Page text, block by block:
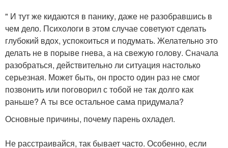
" И тут же кидаются в панику, даже не разобравшись в
чем дело. Психологи в этом случае советуют сделать
глубокий вдох, успокоиться и подумать. Желательно это
делать не в порыве гнева, а на свежую голову. Сначала
разобраться, действительно ли ситуация настолько
серьезная. Может быть, он просто один раз не смог
позвонить или поговорил с тобой не так долго как
раньше? А ты все остальное сама придумала?
Основные причины, почему парень охладел.
Не расстраивайся, так бывает часто. Особенно, если